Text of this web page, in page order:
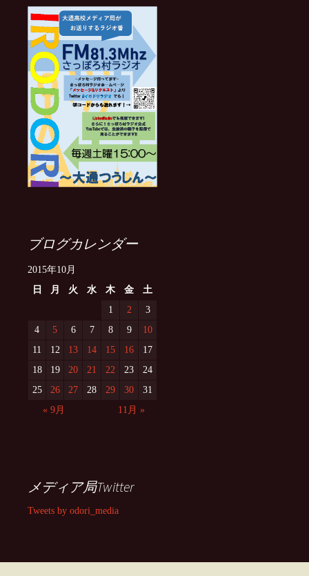
ブログカレンダー
2015年10月
日
月 火 水 木 金
土
1
2
3
4
5 6 7 8 9
10
11
12 13 14 15 16
17
18
19 20 21 22 23
24
25
26 27 28 29 30
31
« 9月
11月 »
メディア局Twitter
Tweets by odori_media